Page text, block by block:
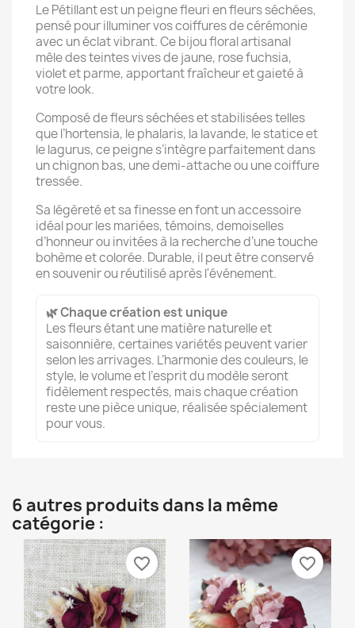
Le Pétillant est un peigne fleuri en fleurs séchées,
pensé pour illuminer vos coiffures de cérémonie
avec un éclat vibrant. Ce bijou floral artisanal
mêle des teintes vives de jaune, rose fuchsia,
violet et parme, apportant fraîcheur et gaieté à
votre look.
Composé de fleurs séchées et stabilisées telles
que l’hortensia, le phalaris, la lavande, le statice et
le lagurus, ce peigne s’intègre parfaitement dans
un chignon bas, une demi-attache ou une coiffure
tressée.
Sa légèreté et sa finesse en font un accessoire
idéal pour les mariées, témoins, demoiselles
d’honneur ou invitées à la recherche d’une touche
bohème et colorée. Durable, il peut être conservé
en souvenir ou réutilisé après l'événement.
🌿 Chaque création est unique
Les fleurs étant une matière naturelle et
saisonnière, certaines variétés peuvent varier
selon les arrivages. L’harmonie des couleurs, le
style, le volume et l’esprit du modèle seront
fidèlement respectés, mais chaque création
reste une pièce unique, réalisée spécialement
pour vous.
6 autres produits dans la même
catégorie :
favorite_border favorite_border